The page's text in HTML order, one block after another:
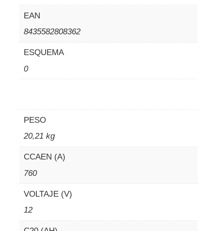
EAN
8435582808362
ESQUEMA
0
PESO
20,21 kg
CCAEN (A)
760
VOLTAJE (V)
12